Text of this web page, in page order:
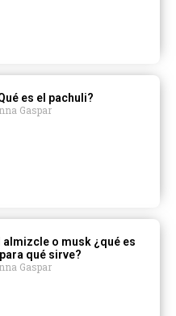
es el pachuli?
Gaspar
almizcle o musk ¿qué es
qué sirve?
Gaspar